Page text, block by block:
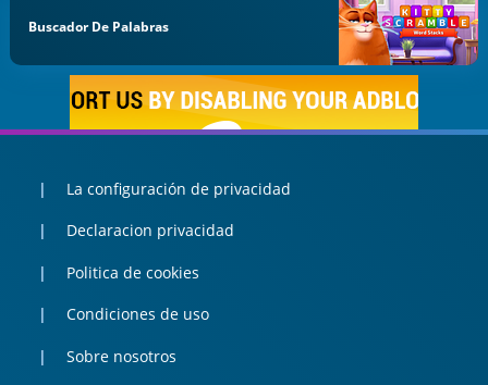
Buscador De Palabras
La configuración de privacidad
Declaracion privacidad
Politica de cookies
Condiciones de uso
Sobre nosotros